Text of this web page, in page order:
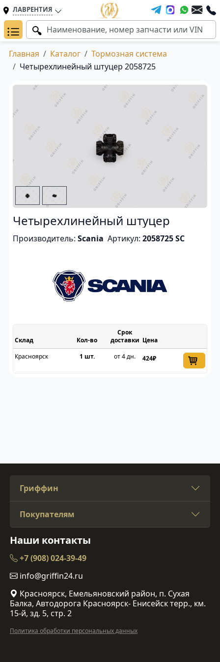
ЛАВРЕНТИЯ
Главная Каталог
Тормозная система
Четырехлинейный штуцер 2058725
Четырехлинейный штуцер
Производитель: Scania Артикул: 2058725 SC
Склад
Срок
доставки Цена
Красноярск
1 шт. от 4 дн. 424₽
Гриффин
Покупателям
Наши контакты
+7 (908) 024-39-49
info@griffin24.ru
Красноярск, Емельяновский район, п. Сухая
Балка, Автодорога Красноярск- Енисейск терр., км.
15-й, зд. 5, стр. 2
Политика обработки персональных данных